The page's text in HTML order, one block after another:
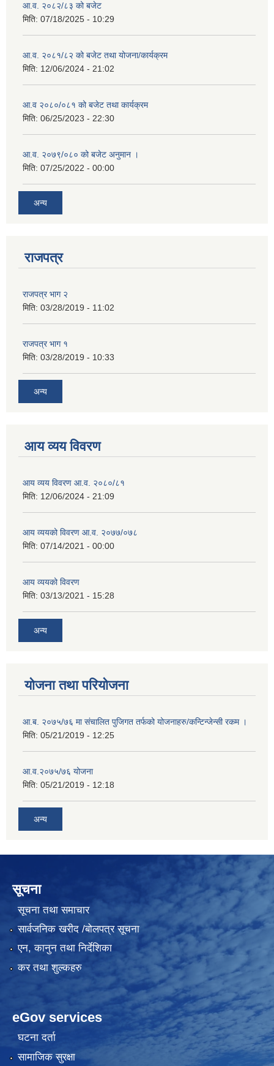
आ.व. २०८२/८३ को बजेट
मिति: 07/18/2025 - 10:29
आ.व. २०८१/८२ को बजेट तथा योजना/कार्यक्रम
मिति: 12/06/2024 - 21:02
आ.व २०८०/०८१ को बजेट तथा कार्यक्रम
मिति: 06/25/2023 - 22:30
आ.व. २०७९/०८० को बजेट अनुमान ।
मिति: 07/25/2022 - 00:00
अन्य
राजपत्र
राजपत्र भाग २
मिति: 03/28/2019 - 11:02
राजपत्र भाग १
मिति: 03/28/2019 - 10:33
अन्य
आय व्यय विवरण
आय व्यय विवरण आ.व. २०८०/८१
मिति: 12/06/2024 - 21:09
आय व्ययको विवरण आ.व. २०७७/०७८
मिति: 07/14/2021 - 00:00
आय व्ययको विवरण
मिति: 03/13/2021 - 15:28
अन्य
योजना तथा परियोजना
आ.ब. २०७५/७६ मा संचालित पुजिगत तर्फको योजनाहरु/कन्टिन्जेन्सी रकम ।
मिति: 05/21/2019 - 12:25
आ.व.२०७५/७६ योजना
मिति: 05/21/2019 - 12:18
अन्य
सूचना
सूचना तथा समाचार
सार्वजनिक खरीद /बोलपत्र सूचना
एन, कानुन तथा निर्देशिका
कर तथा शुल्कहरु
eGov services
घटना दर्ता
सामाजिक सुरक्षा